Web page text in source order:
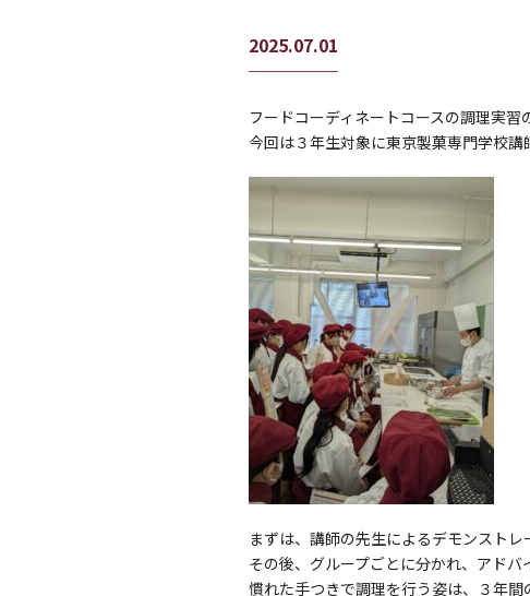
2025.07.01
フードコーディネートコースの調理実習
今回は３年生対象に東京製菓専門学校講
まずは、講師の先生によるデモンスト
その後、グループごとに分かれ、アドバ
慣れた手つきで調理を行う姿は、３年間